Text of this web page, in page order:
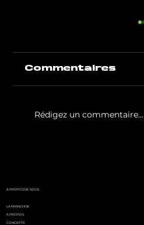
Commentaires
Rédigez un commentaire...
À PROPOS DE NOUS
LA FRANCHISE
À PROPOS
CONCEPTS